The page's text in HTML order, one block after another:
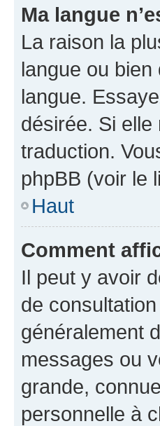
Ma langue
La raison la
langue ou bien
langue.
désirée. Si elle
traduction.
phpBB (voir le
Haut
Comment
Il peut y avoir
de
généralement
messages ou
grande,
personnelle à